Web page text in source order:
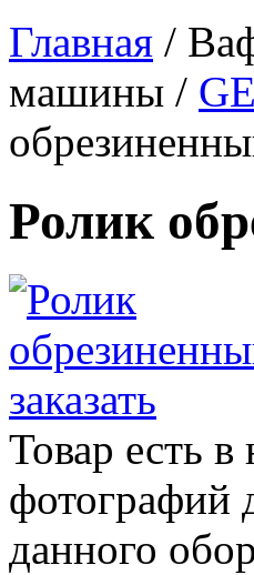
Главная /
машины /
Ролик
заказать
Товар есть
фотографий
данного